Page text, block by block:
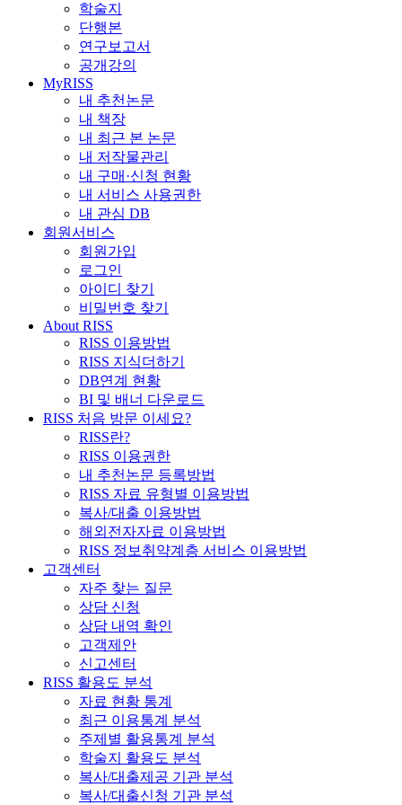
학술지
단행본
연구보고서
공개강의
MyRISS
내 추천논문
내 책장
내 최근 본 논문
내 저작물관리
내 구매·신청 현황
내 서비스 사용권한
내 관심 DB
회원서비스
회원가입
로그인
아이디 찾기
비밀번호 찾기
About RISS
RISS 이용방법
RISS 지식더하기
DB연계 현황
BI 및 배너 다운로드
RISS 처음 방문 이세요?
RISS란?
RISS 이용권한
내 추천논문 등록방법
RISS 자료 유형별 이용방법
복사/대출 이용방법
해외전자자료 이용방법
RISS 정보취약계층 서비스 이용방법
고객센터
자주 찾는 질문
상담 신청
상담 내역 확인
고객제안
신고센터
RISS 활용도 분석
자료 현황 통계
최근 이용통계 분석
주제별 활용통계 분석
학술지 활용도 분석
복사/대출제공 기관 분석
복사/대출신청 기관 분석